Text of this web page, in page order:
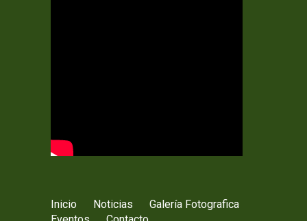
Inicio Noticias
Galería Fotografica